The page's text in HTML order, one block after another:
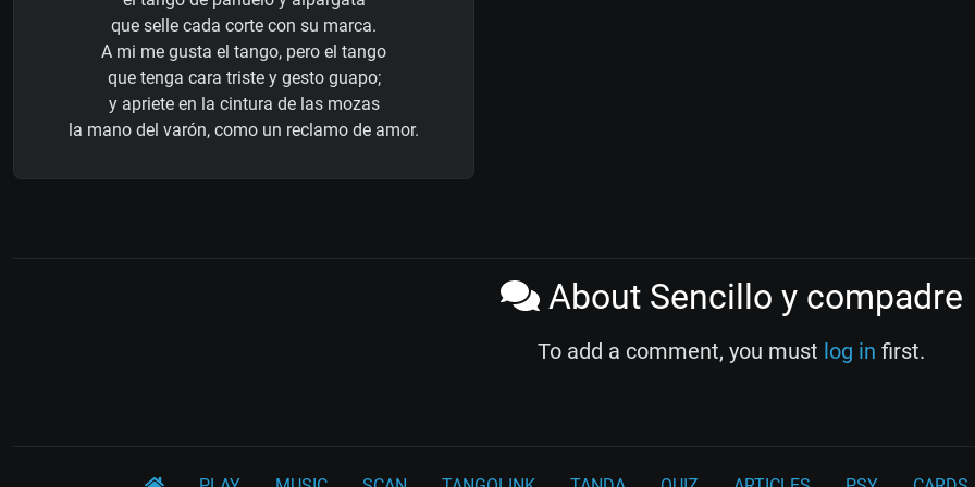
que selle cada corte con su marca.
A mi me gusta el tango, pero el tango
que tenga cara triste y gesto guapo;
y apriete en la cintura de las mozas
la mano del varón, como un reclamo de amor.
About Sencillo y compadre
To add a comment, you must log in first.